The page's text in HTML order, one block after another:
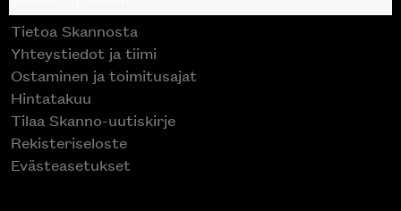
Tietoa Skannosta
Yhteystiedot ja tiimi
Ostaminen ja toimitusajat
Hintatakuu
Tilaa Skanno-uutiskirje
Rekisteriseloste
Evästeasetukset